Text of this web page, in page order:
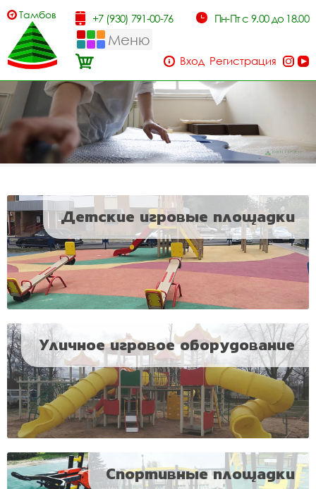
Тамбов +7 (930) 791-00-76 Пн-Пт с 9.00 до 18.00
Меню
Вход Регистрация
Детские игровые площадки
Уличное игровое оборудование
Спортивные площадки